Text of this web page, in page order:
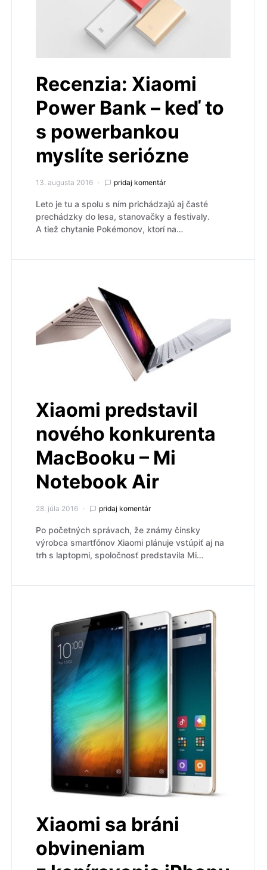
Recenzia: Xiaomi
Power Bank – keď to
s powerbankou
myslíte seriózne
13. augusta 2016 pridaj komentár
Leto je tu a spolu s ním prichádzajú aj časté
prechádzky do lesa, stanovačky a festivaly.
A tiež chytanie Pokémonov, ktorí na…
Xiaomi predstavil
nového konkurenta
MacBooku – Mi
Notebook Air
28. júla 2016 pridaj komentár
Po početných správach, že známy čínsky
výrobca smartfónov Xiaomi plánuje vstúpiť aj na
trh s laptopmi, spoločnosť predstavila Mi…
Xiaomi sa bráni
obvineniam